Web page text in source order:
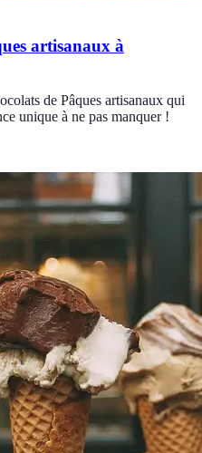
artisanaux à
de Pâques artisanaux qui
unique à ne pas manquer !